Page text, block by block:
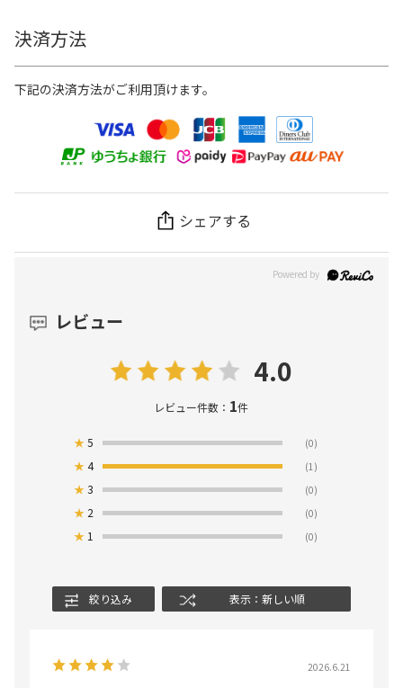
決済方法
下記の決済方法がご利用頂けます。
シェアする
レビュー
4.0
レビュー件数： 1件
★5 (0)
★4 (1)
★3 (0)
★ 2 (0)
★ 1 (0)
絞り込み 表示：新しい順
2026.6.21